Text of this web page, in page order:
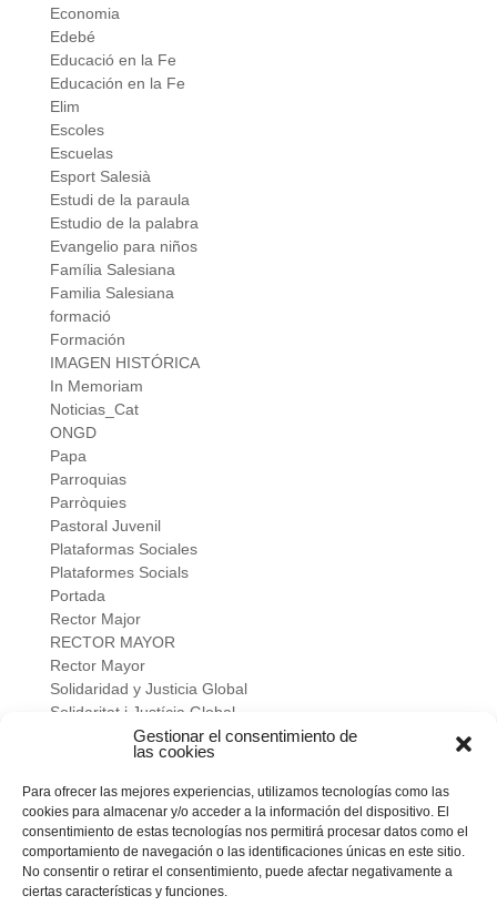
Gestionar el consentimiento de
las cookies
Para ofrecer las mejores experiencias, utilizamos tecnologías como las
cookies para almacenar y/o acceder a la información del dispositivo. El
consentimiento de estas tecnologías nos permitirá procesar datos como el
comportamiento de navegación o las identificaciones únicas en este sitio.
No consentir o retirar el consentimiento, puede afectar negativamente a
ciertas características y funciones.
Economia
Edebé
Educació en la Fe
Educación en la Fe
Elim
Escoles
Escuelas
Esport Salesià
Estudi de la paraula
Estudio de la palabra
Evangelio para niños
Família Salesiana
Familia Salesiana
formació
Formación
IMAGEN HISTÓRICA
In Memoriam
Noticias_Cat
ONGD
Papa
Parroquias
Parròquies
Pastoral Juvenil
Plataformas Sociales
Plataformes Socials
Portada
Rector Major
RECTOR MAYOR
Rector Mayor
Solidaridad y Justicia Global
Solidaritat i Justícia Global
verano salesiano
Vivir a fondo
Vocacional
Meta